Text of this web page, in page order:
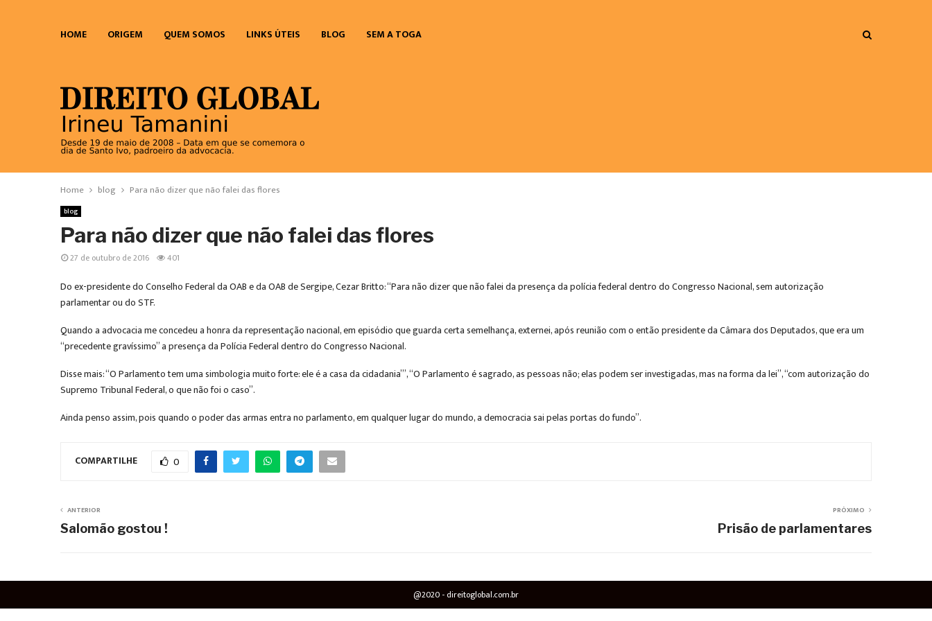
HOME ORIGEM QUEM SOMOS LINKS ÚTEIS BLOG SEM A TOGA
Home blog Para não dizer que não falei das flores
blog
Para não dizer que não falei das flores
27 de outubro de 2016 401
Do ex-presidente do Conselho Federal da OAB e da OAB de Sergipe, Cezar Britto: “Para não dizer que não falei da presença da polícia federal dentro do Congresso Nacional, sem autorização
parlamentar ou do STF.
Quando a advocacia me concedeu a honra da representação nacional, em episódio que guarda certa semelhança, externei, após reunião com o então presidente da Câmara dos Deputados, que era um
“precedente gravíssimo” a presença da Polícia Federal dentro do Congresso Nacional.
Disse mais: “O Parlamento tem uma simbologia muito forte: ele é a casa da cidadania”’, “O Parlamento é sagrado, as pessoas não; elas podem ser investigadas, mas na forma da lei”, “com autorização do
Supremo Tribunal Federal, o que não foi o caso”.
Ainda penso assim, pois quando o poder das armas entra no parlamento, em qualquer lugar do mundo, a democracia sai pelas portas do fundo”.
COMPARTILHE 0
ANTERIOR
Salomão gostou !
PRÓXIMO
Prisão de parlamentares
@2020 - direitoglobal.com.br